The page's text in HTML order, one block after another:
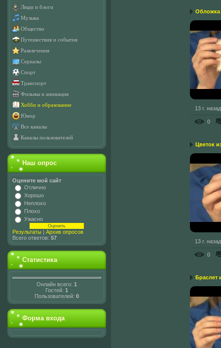
Люди и блоги
Музыка
Общество
Путешествия и события
Развлечения
Сериалы
Спорт
Транспорт
Фильмы и анимация
Хобби и образование
Юмор
Все каналы
Каналы пользователей
Наш опрос
Оцените мой сайт
Отлично
Хорошо
Неплохо
Плохо
Ужасно
Результаты | Архив опросов
Всего ответов: 57
Статистика
Онлайн всего: 1
Гостей: 1
Пользователей: 0
Форма входа
Обложка
13 г. назад
0
Цветок
13 г. назад
0
Браслет